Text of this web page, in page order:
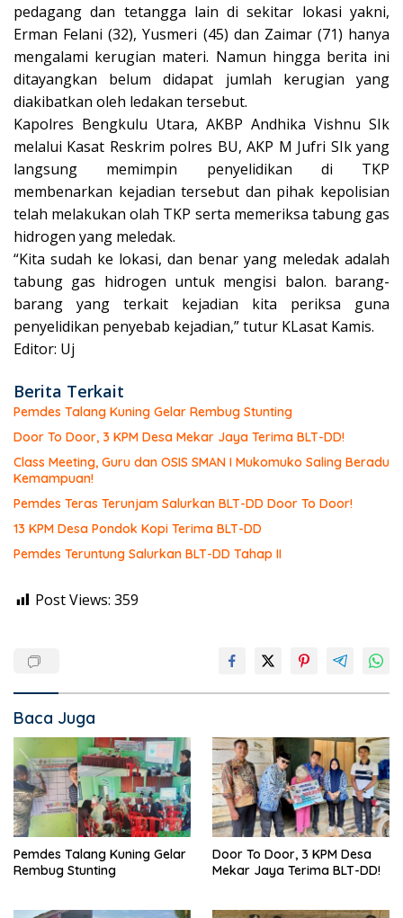
pedagang dan tetangga lain di sekitar lokasi yakni,
Erman Felani (32), Yusmeri (45) dan Zaimar (71) hanya
mengalami kerugian materi. Namun hingga berita ini
ditayangkan belum didapat jumlah kerugian yang
diakibatkan oleh ledakan tersebut.
Kapolres Bengkulu Utara, AKBP Andhika Vishnu SIk
melalui Kasat Reskrim polres BU, AKP M Jufri SIk yang
langsung memimpin penyelidikan di TKP
membenarkan kejadian tersebut dan pihak kepolisian
telah melakukan olah TKP serta memeriksa tabung gas
hidrogen yang meledak.
“Kita sudah ke lokasi, dan benar yang meledak adalah
tabung gas hidrogen untuk mengisi balon. barang-
barang yang terkait kejadian kita periksa guna
penyelidikan penyebab kejadian,” tutur KLasat Kamis.
Editor: Uj
Berita Terkait
Pemdes Talang Kuning Gelar Rembug Stunting
Door To Door, 3 KPM Desa Mekar Jaya Terima BLT-DD!
Class Meeting, Guru dan OSIS SMAN I Mukomuko Saling Beradu
Kemampuan!
Pemdes Teras Terunjam Salurkan BLT-DD Door To Door!
13 KPM Desa Pondok Kopi Terima BLT-DD
Pemdes Teruntung Salurkan BLT-DD Tahap II
Post Views: 359
Baca Juga
Pemdes Talang Kuning Gelar
Rembug Stunting
Door To Door, 3 KPM Desa
Mekar Jaya Terima BLT-DD!